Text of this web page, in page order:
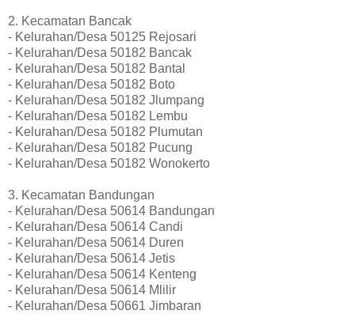
2. Kecamatan Bancak
- Kelurahan/Desa 50125 Rejosari
- Kelurahan/Desa 50182 Bancak
- Kelurahan/Desa 50182 Bantal
- Kelurahan/Desa 50182 Boto
- Kelurahan/Desa 50182 Jlumpang
- Kelurahan/Desa 50182 Lembu
- Kelurahan/Desa 50182 Plumutan
- Kelurahan/Desa 50182 Pucung
- Kelurahan/Desa 50182 Wonokerto
3. Kecamatan Bandungan
- Kelurahan/Desa 50614 Bandungan
- Kelurahan/Desa 50614 Candi
- Kelurahan/Desa 50614 Duren
- Kelurahan/Desa 50614 Jetis
- Kelurahan/Desa 50614 Kenteng
- Kelurahan/Desa 50614 Mlilir
- Kelurahan/Desa 50661 Jimbaran